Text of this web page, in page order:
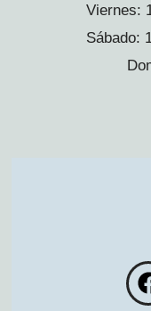
Viernes:
Sábado: